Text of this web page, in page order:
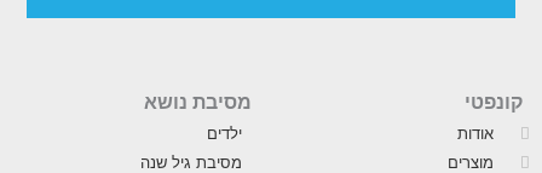
קונפטי
אודות
מוצרים
מסיבת נושא
ילדים
מסיבת גיל שנה